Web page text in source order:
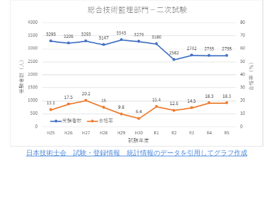
日本技術士会 試験・登録情報 統計情報のデータを引用してグラフ作成